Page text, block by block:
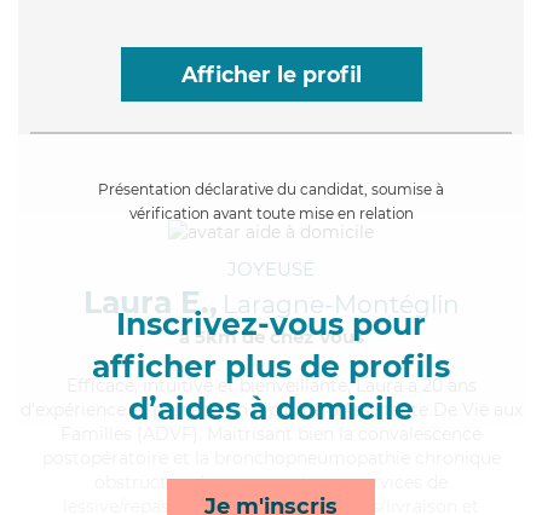
Afficher le profil
Présentation déclarative du candidat, soumise à
vérification avant toute mise en relation
Inscrivez-vous pour
afficher plus de profils
d’aides à domicile
Je m'inscris
JOYEUSE
Laura E., Laragne-Montéglin
à 5km de chez Vous
, intuitive et bienveillante, Laura a 20 ans
d'expérience et possède un diplôme d'Assistante De Vie aux
obstructive, Laura apporte ses services de
lessive/repassage, transports, courses/livraison et